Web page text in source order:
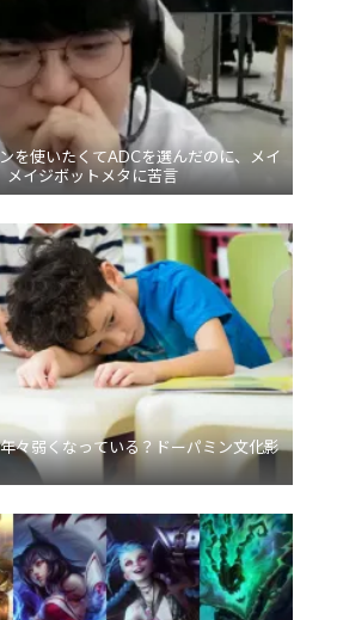
を使いたくてADCを選んだのに、メイ
メイジボットメタに苦言
々弱くなっている？ドーパミン文化影